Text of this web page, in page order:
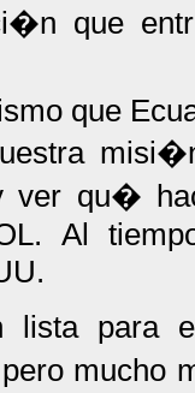
que
que
ver qu�
Al
para